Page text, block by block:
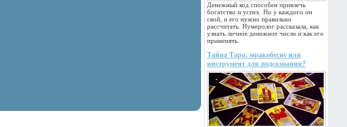
Денежный код способен привлечь
богатство и успех. Но у каждого он
свой, и его нужно правильно
рассчитать. Нумеролог рассказала, как
узнать личное денежное число и как его
применять.
Тайна Таро: мракобесие или
инструмент для подсознания?